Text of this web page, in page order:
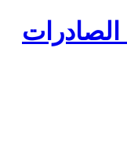
الصادرات